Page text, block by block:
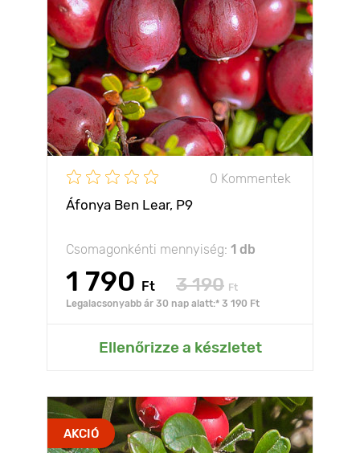
0 Kommentek
Áfonya Ben Lear, P9
Csomagonkénti mennyiség: 1 db
1 790 Ft 3 190 Ft
Legalacsonyabb ár 30 nap alatt:* 3 190 Ft
Ellenőrizze a készletet
AKCIÓ